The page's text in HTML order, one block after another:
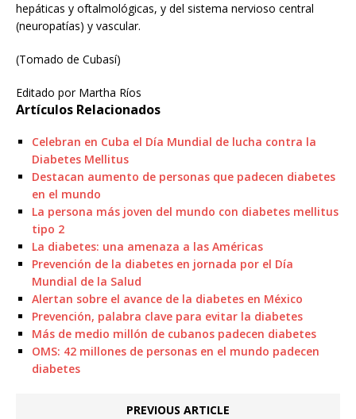
hepáticas y oftalmológicas, y del sistema nervioso central
(neuropatías) y vascular.
(Tomado de Cubasí)
Editado por Martha Ríos
Artículos Relacionados
Celebran en Cuba el Día Mundial de lucha contra la
Diabetes Mellitus
Destacan aumento de personas que padecen diabetes
en el mundo
La persona más joven del mundo con diabetes mellitus
tipo 2
La diabetes: una amenaza a las Américas
Prevención de la diabetes en jornada por el Día
Mundial de la Salud
Alertan sobre el avance de la diabetes en México
Prevención, palabra clave para evitar la diabetes
Más de medio millón de cubanos padecen diabetes
OMS: 42 millones de personas en el mundo padecen
diabetes
PREVIOUS ARTICLE